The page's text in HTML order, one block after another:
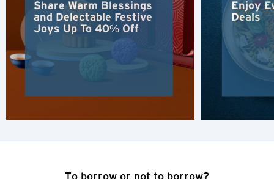
Share Warm Blessings
and Delectable Festive
Joys Up To 40% Off
Enjoy
Deals
To borrow or not to borrow?
สถานที่แนะนำ